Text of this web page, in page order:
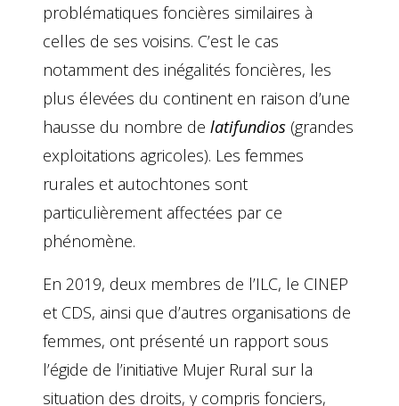
problématiques foncières similaires à
celles de ses voisins. C’est le cas
notamment des inégalités foncières, les
plus élevées du continent en raison d’une
hausse du nombre de latifundios (grandes
exploitations agricoles). Les femmes
rurales et autochtones sont
particulièrement affectées par ce
phénomène.
En 2019, deux membres de l’ILC, le CINEP
et CDS, ainsi que d’autres organisations de
femmes, ont présenté un rapport sous
l’égide de l’initiative Mujer Rural sur la
situation des droits, y compris fonciers,